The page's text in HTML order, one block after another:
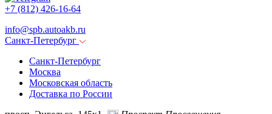
+7 (812) 426-16-64
info@spb.autoakb.ru
Санкт-Петербург
Санкт-Петербург
Москва
Московская область
Доставка по России